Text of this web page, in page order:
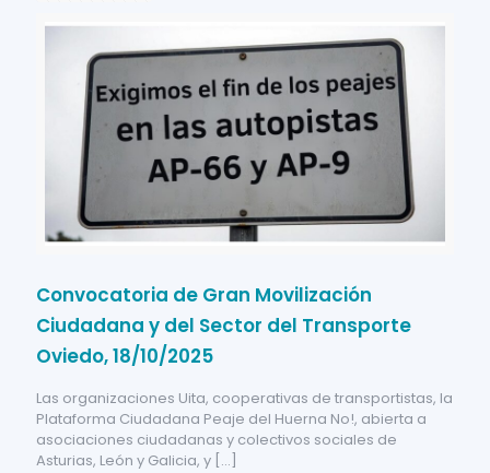
Convocatoria de Gran Movilización
Ciudadana y del Sector del Transporte
Oviedo, 18/10/2025
Las organizaciones Uita, cooperativas de transportistas, la
Plataforma Ciudadana Peaje del Huerna No!, abierta a
asociaciones ciudadanas y colectivos sociales de
Asturias, León y Galicia, y […]